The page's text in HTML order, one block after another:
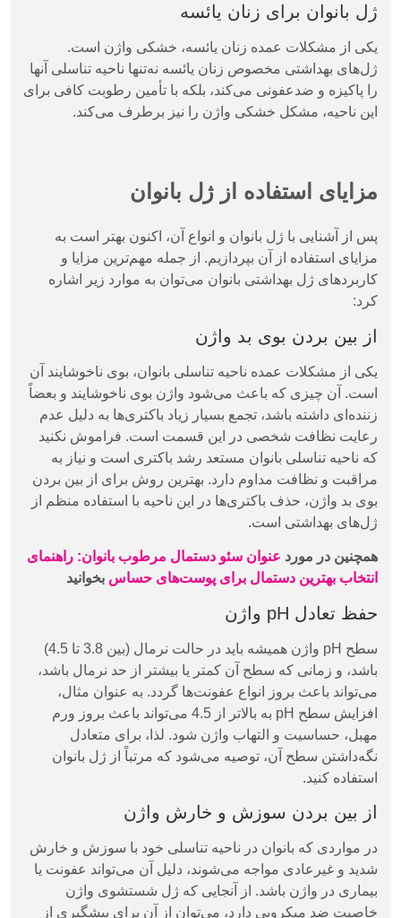
ژل بانوان برای زنان یائسه
یکی از مشکلات عمده زنان یائسه، خشکی واژن است.
ژل‌های بهداشتی مخصوص زنان یائسه نه‌تنها ناحیه تناسلی آنها
را پاکیزه و ضدعفونی می‌کند، بلکه با تأمین رطوبت کافی برای
این ناحیه، مشکل خشکی واژن را نیز برطرف می‌کند.
مزایای استفاده از ژل بانوان
پس از آشنایی با ژل بانوان و انواع آن، اکنون بهتر است به
مزایای استفاده از آن بپردازیم. از جمله مهم‌ترین مزایا و
کاربردهای ژل بهداشتی بانوان می‌توان به موارد زیر اشاره
کرد:
از بین بردن بوی بد واژن
یکی از مشکلات عمده ناحیه تناسلی بانوان، بوی ناخوشایند آن
است. آن چیزی که باعث می‌شود واژن بوی ناخوشایند و بعضاً
زننده‌ای داشته باشد، تجمع بسیار زیاد باکتری‌ها به دلیل عدم
رعایت نظافت شخصی در این قسمت است. فراموش نکنید
که ناحیه تناسلی بانوان مستعد رشد باکتری است و نیاز به
مراقبت و نظافت مداوم دارد. بهترین روش برای از بین بردن
بوی بد واژن، حذف باکتری‌ها در این ناحیه با استفاده منظم از
ژل‌های بهداشتی است.
همچنین در موردعنوان سئو دستمال مرطوب بانوان: راهنمای
انتخاب بهترین دستمال برای پوست‌های حساسبخوانید
حفظ تعادل pH واژن
سطح pH واژن همیشه باید در حالت نرمال (بین 3.8 تا 4.5)
باشد، و زمانی که سطح آن کمتر یا بیشتر از حد نرمال باشد،
می‌تواند باعث بروز انواع عفونت‌ها گردد. به عنوان مثال،
افزایش سطح pH به بالاتر از 4.5 می‌تواند باعث بروز ورم
مهبل، حساسیت و التهاب واژن شود. لذا، برای متعادل
نگه‌داشتن سطح آن، توصیه می‌شود که مرتباً از ژل بانوان
استفاده کنید.
از بین بردن سوزش و خارش واژن
در مواردی که بانوان در ناحیه تناسلی خود با سوزش و خارش
شدید و غیرعادی مواجه می‌شوند، دلیل آن می‌تواند عفونت یا
بیماری در واژن باشد. از آنجایی که ژل شستشوی واژن
خاصیت ضد میکروبی دارد، می‌توان از آن برای پیشگیری از